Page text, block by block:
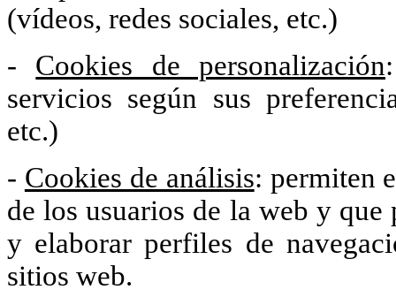
(vídeos, redes sociales, etc.)
- Cookies de personalización
servicios según sus
etc.)
- Cookies de análisis: permiten
de los usuarios de la web y
y elaborar perfiles de
sitios web.